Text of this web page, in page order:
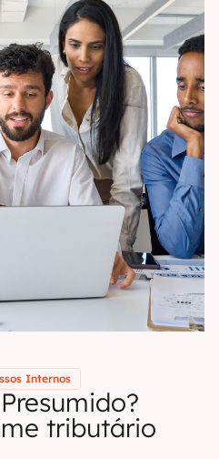
Internos
tributário